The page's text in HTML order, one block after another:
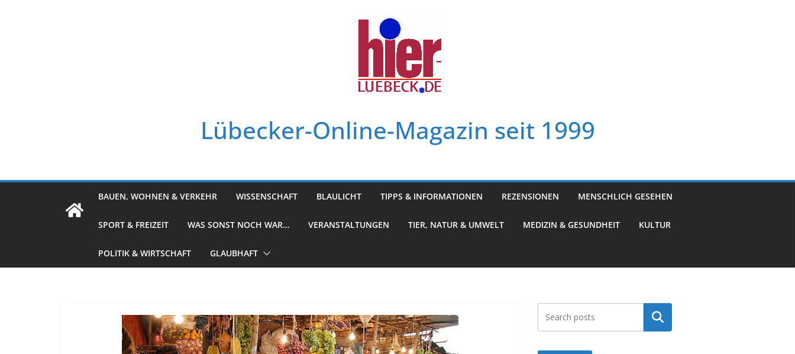
Lübecker-Online-Magazin seit 1999
BAUEN, WOHNEN & VERKEHR WISSENSCHAFT BLAULICHT TIPPS & INFORMATIONEN REZENSIONEN MENSCHLICH GESEHEN
SPORT & FREIZEIT WAS SONST NOCH WAR… VERANSTALTUNGEN TIER, NATUR & UMWELT MEDIZIN & GESUNDHEIT KULTUR
POLITIK & WIRTSCHAFT GLAUBHAFT
Suchen